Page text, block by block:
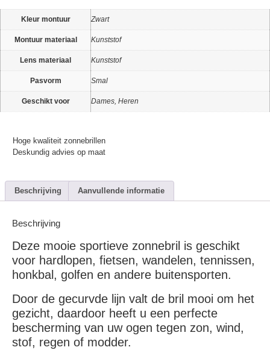
Kleur montuur Zwart
Montuur materiaal Kunststof
Lens materiaal Kunststof
Pasvorm Smal
Geschikt voor Dames, Heren
Hoge kwaliteit zonnebrillen
Deskundig advies op maat
Beschrijving Aanvullende informatie
Beschrijving
Deze mooie sportieve zonnebril is geschikt
voor hardlopen, fietsen, wandelen, tennissen,
honkbal, golfen en andere buitensporten.
Door de gecurvde lijn valt de bril mooi om het
gezicht, daardoor heeft u een perfecte
bescherming van uw ogen tegen zon, wind,
stof, regen of modder.